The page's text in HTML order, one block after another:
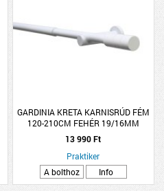
GARDINIA KRETA KARNISRÚD FÉM
120-210CM FEHÉR 19/16MM
13 990 Ft
Praktiker
A bolthoz
Info